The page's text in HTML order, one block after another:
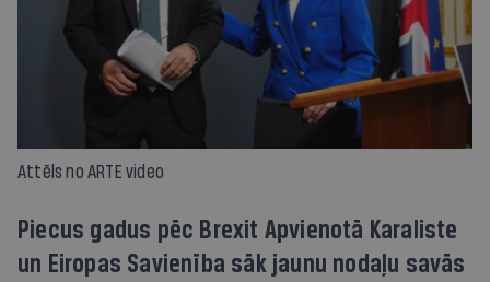
Attēls no ARTE video
Piecus gadus pēc Brexit Apvienotā Karaliste
un Eiropas Savienība sāk jaunu nodaļu savās